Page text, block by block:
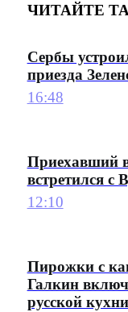
ЧИТАЙТЕ
Сербы
приезда
16:48
Приехавший
встретился с
12:10
Пирожки с
Галкин
русской кухни